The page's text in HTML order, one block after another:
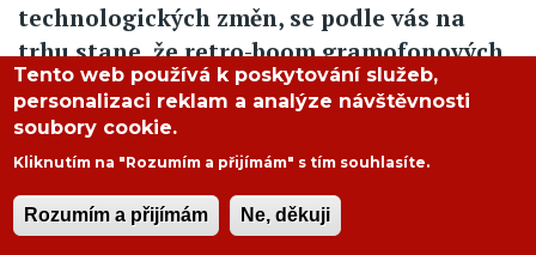
technologických změn, se podle vás na
trhu stane, že retro-boom gramofonových
desek zase skončí? Komerční rozšíření
digitálního záznamu 24 bitů/96 kHz se
zatím, pokud vím, moc nepovedlo.
Ing. Ladislav Kuss: Odpověď není snadná. Vývoj
jde rychle. Když se v roce 1983 objevila cédéčka
Tento web používá k poskytování služeb,
personalizaci reklam a analýze návštěvnosti
soubory cookie.
Kliknutím na "Rozumím a přijímám" s tím souhlasíte.
Rozumím a přijímám Ne, děkuji